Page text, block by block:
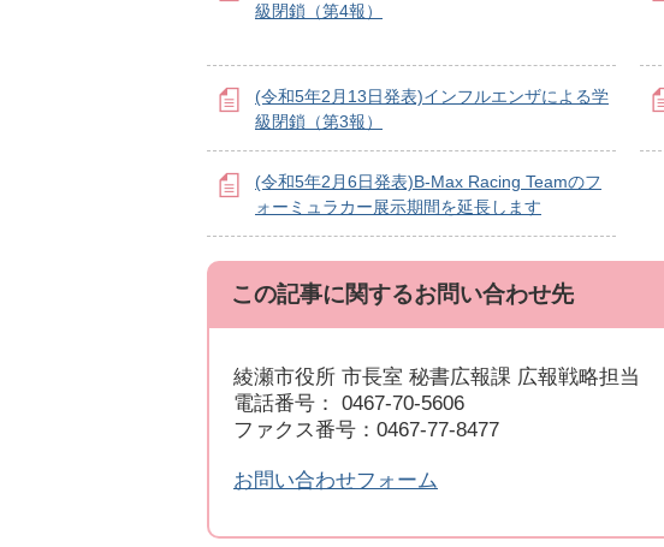
級閉鎖（第4報）
(令和5年2月13日発表)インフルエンザによる学
級閉鎖（第3報）
(令和5年2月6日発表)B-Max Racing Teamのフ
ォーミュラカー展示期間を延長します
この記事に関するお問い合わせ先
綾瀬市役所 市長室 秘書広報課 広報戦略担当
電話番号： 0467-70-5606
ファクス番号：0467-77-8477
お問い合わせフォーム